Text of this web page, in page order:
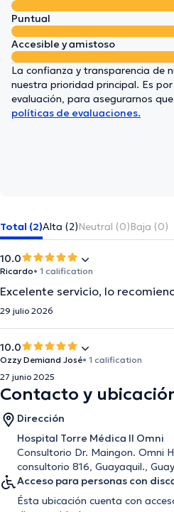
Puntual
Accesible y amistoso
La confianza y transparencia de
nuestra prioridad principal. Es
evaluación, para asegurarnos
políticas de evaluaciones.
Total (2)Alta (2)Neutral (0)Baja (0)
10.0
Ricardo• 1 calification
Excelente servicio, lo
29 julio 2026
10.0
Ozzy Demiand José• 1 calification
27 junio 2025
Contacto y
Dirección
Hospital Torre Médica II Omni
Consultorio Dr. Maingon. Omni
consultorio 816, Guayaquil.,
Acceso para personas con
Ésta ubicación cuenta con